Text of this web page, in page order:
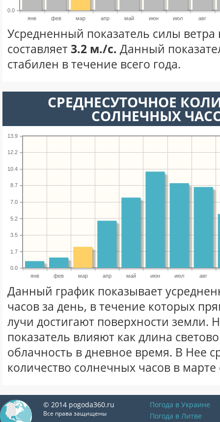
янв фев мар апр май июн июл авг
0.0
Усредненный показатель силы ветра
составляет3.2 м./с. Данный
стабилен в течение всего года.
СРЕДНЕСУТОЧНОЕ
СОЛНЕЧНЫХ
янв фев мар апр май июн июл авг
0.0
1.7
3.5
5.2
7.0
8.7
10.4
12.2
13.9
Данный график показывает
часов за день, в течение которых
лучи достигают поверхности земли.
показатель влияют как длина
облачность в дневное время. В Нее
количество солнечных часов в марте
© 2014 pogoda360.ru
Все права защищены
Погода в Украине
Погода в Литве